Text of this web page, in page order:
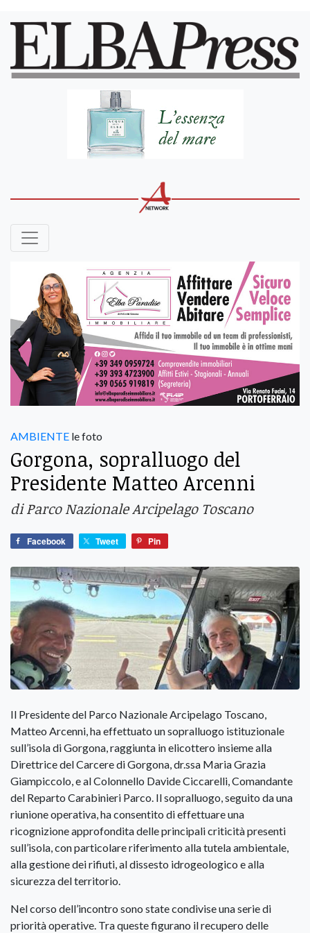
AMBIENTE le foto
Gorgona, sopralluogo del
Presidente Matteo Arcenni
di Parco Nazionale Arcipelago Toscano
Facebook Tweet Pin
Il Presidente del Parco Nazionale Arcipelago Toscano,
Matteo Arcenni, ha effettuato un sopralluogo istituzionale
sull’isola di Gorgona, raggiunta in elicottero insieme alla
Direttrice del Carcere di Gorgona, dr.ssa Maria Grazia
Giampiccolo, e al Colonnello Davide Ciccarelli, Comandante
del Reparto Carabinieri Parco. Il sopralluogo, seguito da una
riunione operativa, ha consentito di effettuare una
ricognizione approfondita delle principali criticità presenti
sull’isola, con particolare riferimento alla tutela ambientale,
alla gestione dei rifiuti, al dissesto idrogeologico e alla
sicurezza del territorio.
Nel corso dell’incontro sono state condivise una serie di
priorità operative. Tra queste figurano il recupero delle